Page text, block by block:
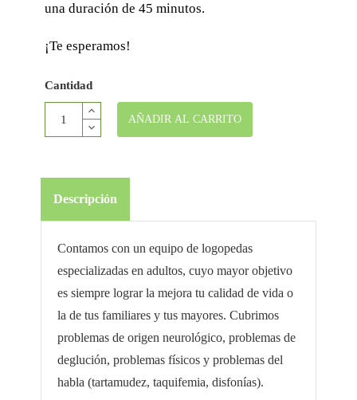
una duración de 45 minutos.
¡Te esperamos!
Cantidad
AÑADIR AL CARRITO
Descripción
Contamos con un equipo de logopedas
especializadas en adultos, cuyo mayor objetivo
es siempre lograr la mejora tu calidad de vida o
la de tus familiares y tus mayores. Cubrimos
problemas de origen neurológico, problemas de
deglución, problemas físicos y problemas del
habla (tartamudez, taquifemia, disfonías).